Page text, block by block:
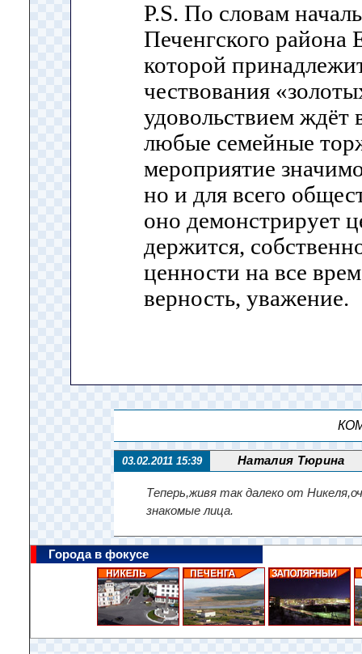
P.S. По словам
Печенгского
которой
чествования
удовольствием ждёт
любые семейные
мероприятие
но и для всего
оно демонстрирует
держится,
ценности на все
верность, уважение.
03.02.2011 15:39 Наталия Тюрина
Теперь,живя так далеко от
знакомые лица.
Города в фокусе